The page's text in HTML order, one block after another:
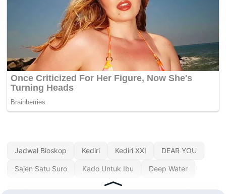
Jadwal Bioskop Kediri Kediri XXI DEAR YOU
Sajen Satu Suro Kado Untuk Ibu Deep Water